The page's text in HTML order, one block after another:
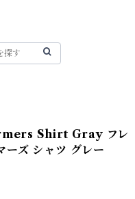
Shirt Gray フレ
ーズ シャツ グレー